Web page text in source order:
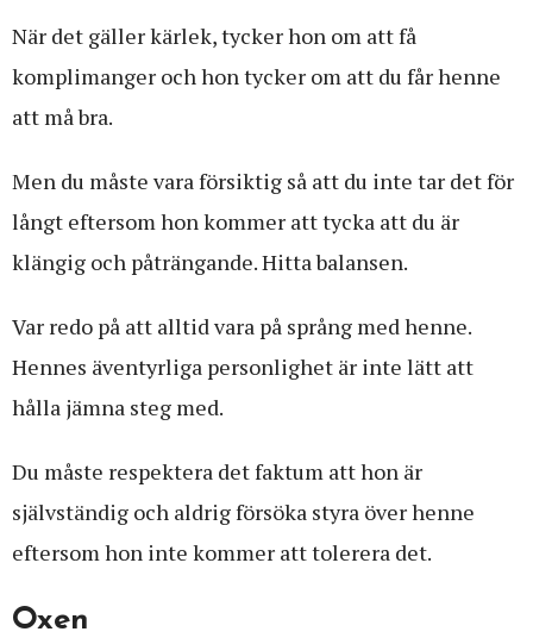
När det gäller kärlek, tycker hon om att få
komplimanger och hon tycker om att du får henne
att må bra.
Men du måste vara försiktig så att du inte tar det för
långt eftersom hon kommer att tycka att du är
klängig och påträngande. Hitta balansen.
Var redo på att alltid vara på språng med henne.
Hennes äventyrliga personlighet är inte lätt att
hålla jämna steg med.
Du måste respektera det faktum att hon är
självständig och aldrig försöka styra över henne
eftersom hon inte kommer att tolerera det.
Oxen